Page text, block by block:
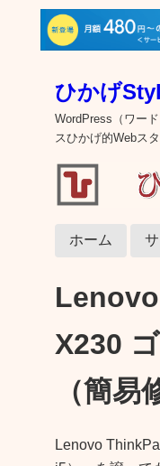
ひかげ
WordPress（ワー
スひかげ的Webス
ホーム
X230
（簡易
Lenovo